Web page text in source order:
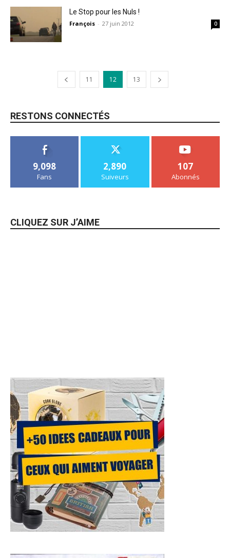
Le Stop pour les Nuls !
François - 27 juin 2012 0
11 12 13
RESTONS CONNECTÉS
9,098
Fans
2,890
Suiveurs
107
Abonnés
CLIQUEZ SUR J’AIME